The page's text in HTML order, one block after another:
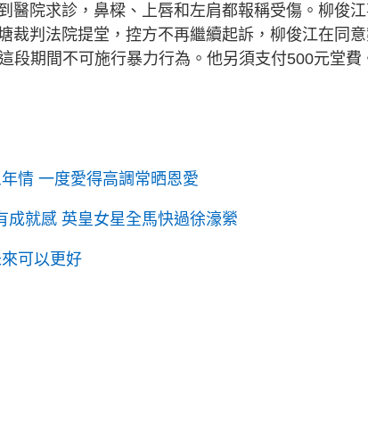
醫院求診，鼻樑、上唇和左肩都報稱受傷。柳俊
裁判法院提堂，控方不再繼續起訴，柳俊江在同
段期間不可施行暴力行為。他另須支付500元堂費
情 一度愛得高調常晒恩愛
就感 英皇女星全馬快過徐濠縈
可以更好